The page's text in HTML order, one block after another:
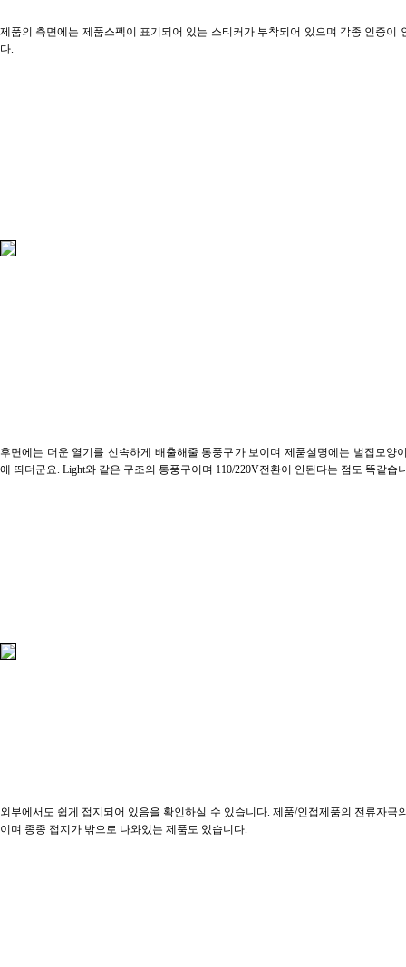
제품의 측면에는 제품스펙이 표기되어 있는 스티커가 부착되어 있으며 각종 인증이
다.
후면에는 더운 열기를 신속하게 배출해줄 통풍구가 보이며 제품설명에는 벌집모양
에 띄더군요. Light와 같은 구조의 통풍구이며 110/220V전환이 안된다는 점도 똑같습
외부에서도 쉽게 접지되어 있음을 확인하실 수 있습니다. 제품/인접제품의 전류자극
이며 종종 접지가 밖으로 나와있는 제품도 있습니다.